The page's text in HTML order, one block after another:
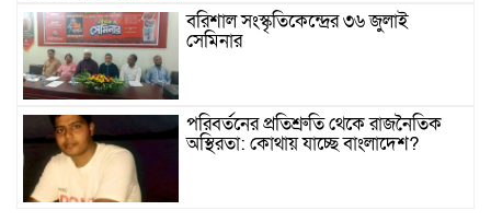
বরিশাল সংস্কৃতিকেন্দ্রের ৩৬ জুলাই
সেমিনার
পরিবর্তনের প্রতিশ্রুতি থেকে রাজনৈতিক
অস্থিরতা: কোথায় যাচ্ছে বাংলাদেশ?